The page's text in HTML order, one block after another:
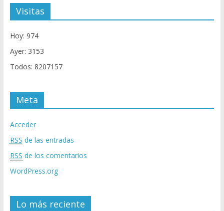
Visitas
Hoy: 974
Ayer: 3153
Todos: 8207157
Meta
Acceder
RSS de las entradas
RSS de los comentarios
WordPress.org
Lo más reciente